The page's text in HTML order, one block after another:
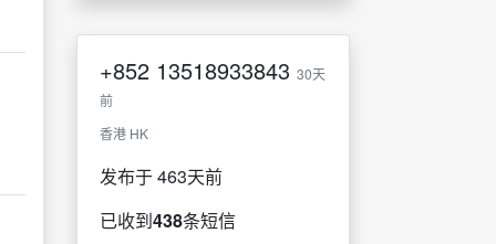
+852 13518933843 30天
前
香港 HK
发布于 463天前
已收到438条短信